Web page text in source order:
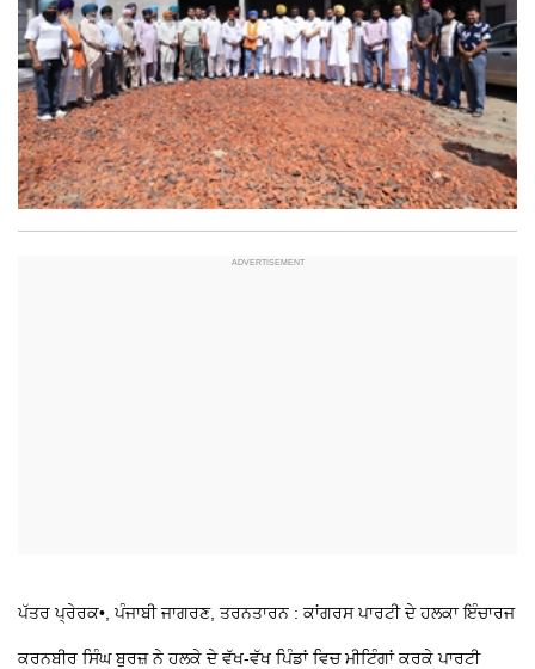
ਪੱਤਰ ਪ੍ਰੇਰਕ•, ਪੰਜਾਬੀ ਜਾਗਰਣ, ਤਰਨਤਾਰਨ : ਕਾਂਗਰਸ ਪਾਰਟੀ ਦੇ ਹਲਕਾ ਇੰਚਾਰਜ
ਕਰਨਬੀਰ ਸਿੰਘ ਬੁਰਜ਼ ਨੇ ਹਲਕੇ ਦੇ ਵੱਖ-ਵੱਖ ਪਿੰਡਾਂ ਵਿਚ ਮੀਟਿੰਗਾਂ ਕਰਕੇ ਪਾਰਟੀ